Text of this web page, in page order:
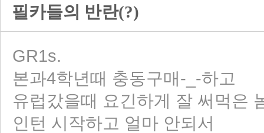
필카들의 반란(?)
GR1s.
본과4학년때 충동구매-_-하고
유럽갔을때 요긴하게 잘 써먹은
인턴 시작하고 얼마 안되서